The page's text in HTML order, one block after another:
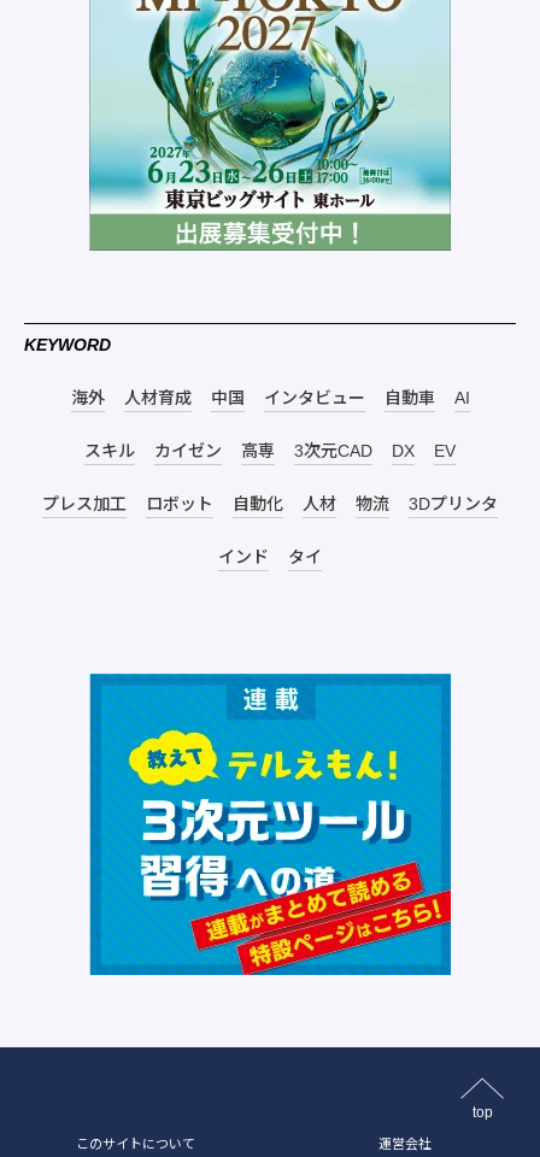
KEYWORD
海外 人材育成 中国 インタビュー 自動車 AI
スキル カイゼン 高専 3次元CAD DX EV
プレス加工 ロボット 自動化 人材 物流 3Dプリンタ
インド タイ
top
このサイトについて 運営会社